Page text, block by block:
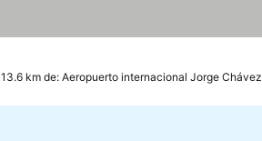
km de: Aeropuerto internacional Jorge Chávez